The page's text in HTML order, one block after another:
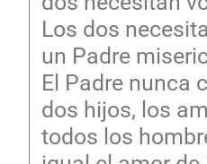
Los dos
un Padre
El Padre nunca
dos hijos, los
todos los